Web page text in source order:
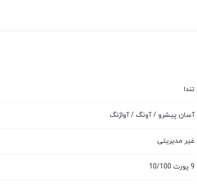
تندا
آسان پیشرو / آونگ / آواژنگ
غیر مدیریتی
9 پورت 10/100